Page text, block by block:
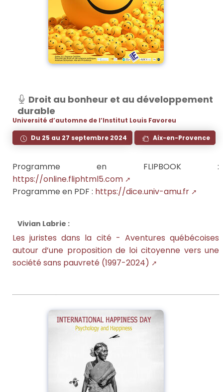
Droit au bonheur et au développement
durable
Université d’automne de l’Institut Louis Favoreu
Du 25 au 27 septembre 2024 Aix-en-Provence
Programme en FLIPBOOK :
https://online.fliphtml5.com
Programme en PDF : https://dice.univ-amu.fr
Vivian Labrie :
Les juristes dans la cité - Aventures québécoises
autour d’une proposition de loi citoyenne vers une
société sans pauvreté (1997-2024)